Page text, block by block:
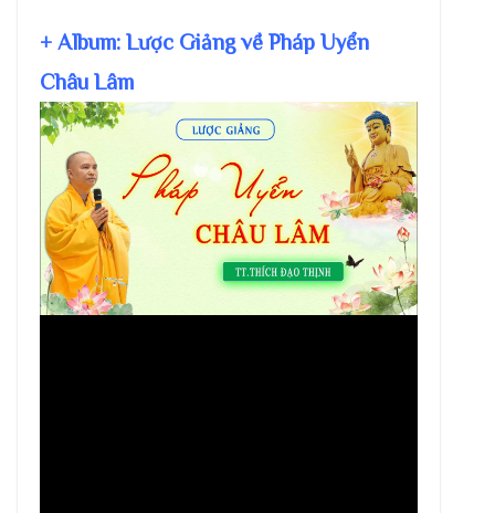
+ Album: Lược Giảng về Pháp Uyển
Châu Lâm